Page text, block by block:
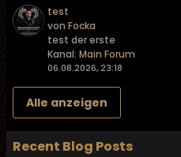
test
von Focka
test der erste
Kanal: Main Forum
06.08.2026, 23:18
Alle anzeigen
Recent Blog Posts